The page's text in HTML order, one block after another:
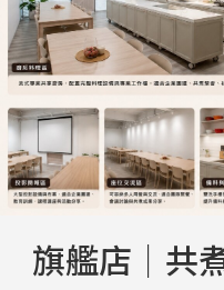
旗艦店｜共